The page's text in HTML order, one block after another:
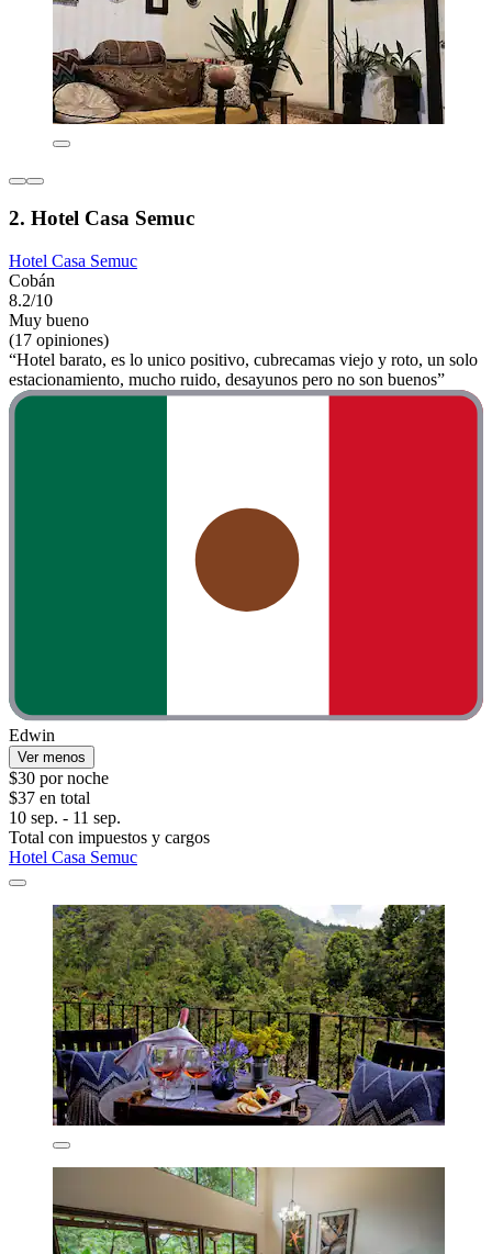
2. Hotel Casa Semuc
Hotel Casa Semuc
Cobán
8.2/10
Muy bueno
(17 opiniones)
“Hotel barato, es lo unico positivo, cubrecamas viejo y roto, un solo
estacionamiento, mucho ruido, desayunos pero no son buenos”
Edwin
Ver menos
$30 por noche
$37 en total
10 sep. - 11 sep.
Total con impuestos y cargos
Hotel Casa Semuc